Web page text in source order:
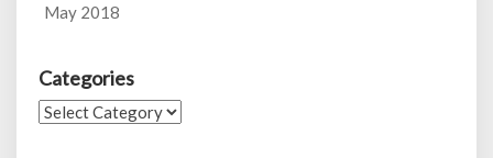
May 2018
Categories
Categories